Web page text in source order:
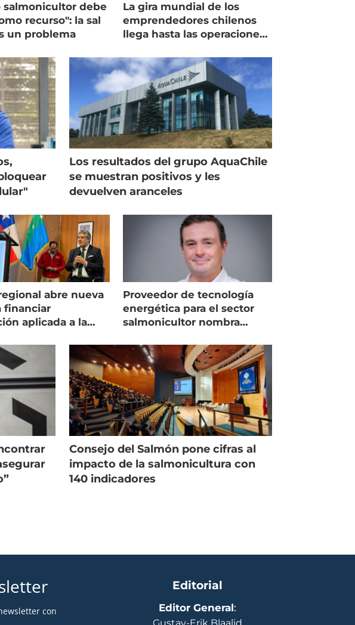
salmonicultor debe
recurso": la sal
un problema
La gira mundial de los
emprendedores chilenos
llega hasta las operaciones
Los resultados del grupo AquaChile
se muestran positivos y les
devuelven aranceles
abre nueva
financiar
aplicada a la
Proveedor de tecnología
energética para el sector
salmonicultor nombra
Consejo del Salmón pone cifras al
impacto de la salmonicultura con
140 indicadores
con
Editorial
Editor General: